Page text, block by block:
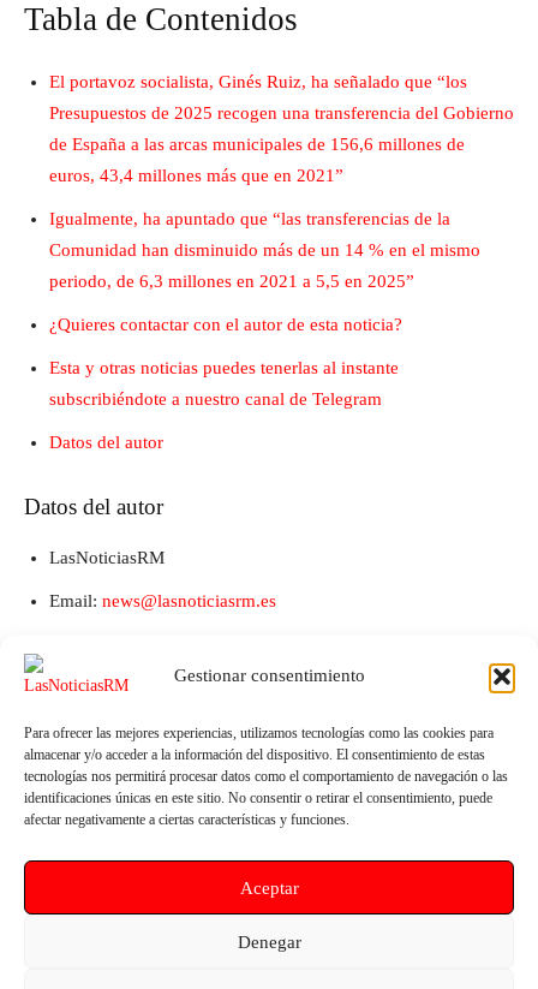
Gestionar consentimiento
Para ofrecer las mejores experiencias, utilizamos tecnologías como las cookies para
almacenar y/o acceder a la información del dispositivo. El consentimiento de estas
tecnologías nos permitirá procesar datos como el comportamiento de navegación o las
identificaciones únicas en este sitio. No consentir o retirar el consentimiento, puede
afectar negativamente a ciertas características y funciones.
Aceptar
Denegar
Tabla de Contenidos
El portavoz socialista, Ginés Ruiz, ha señalado que “los
Presupuestos de 2025 recogen una transferencia del Gobierno
de España a las arcas municipales de 156,6 millones de
euros, 43,4 millones más que en 2021”
Igualmente, ha apuntado que “las transferencias de la
Comunidad han disminuido más de un 14 % en el mismo
periodo, de 6,3 millones en 2021 a 5,5 en 2025”
¿Quieres contactar con el autor de esta noticia?
Esta y otras noticias puedes tenerlas al instante
subscribiéndote a nuestro canal de Telegram
Datos del autor
Datos del autor
LasNoticiasRM
Email: news@lasnoticiasrm.es
Artículo anterior
CCOO Enseñanza añade 100
Artículo siguiente
Mula preside la Mesa de Calidad